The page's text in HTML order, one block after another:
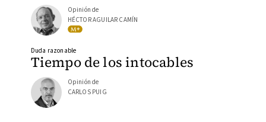
Opinión de
HÉCTOR AGUILAR CAMÍN
Tiempo de los intocables
Duda razonable
Opinión de
CARLOS PUIG